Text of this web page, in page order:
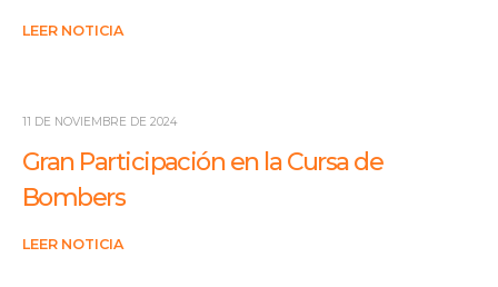
LEER NOTICIA
11 DE NOVIEMBRE DE 2024
Gran Participación en la Cursa de
Bombers
LEER NOTICIA